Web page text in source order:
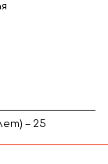
– 25